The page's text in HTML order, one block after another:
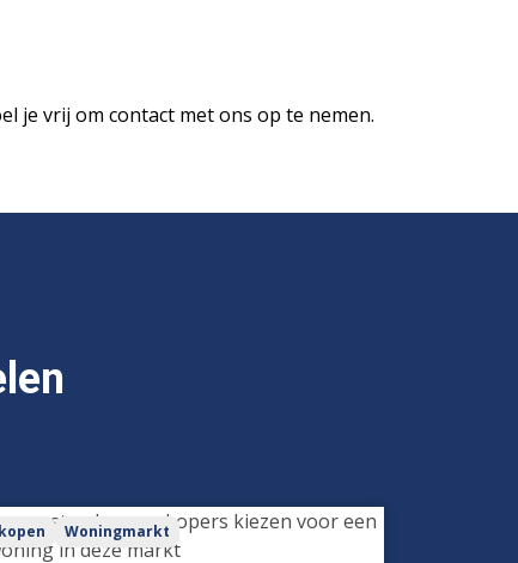
je vrij om contact met ons op te nemen.
Woningmarkt